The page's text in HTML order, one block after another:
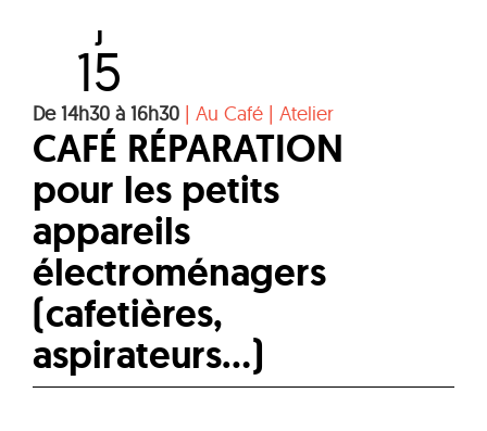
J
15
De 14h30 à 16h30 | Au Café | Atelier
CAFÉ RÉPARATION
pour les petits
appareils
électroménagers
(cafetières,
aspirateurs...)